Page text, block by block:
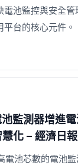
電池監控與安全
平台的核心元件。
監測器增進
化 – 經濟日報
電池芯數的電池